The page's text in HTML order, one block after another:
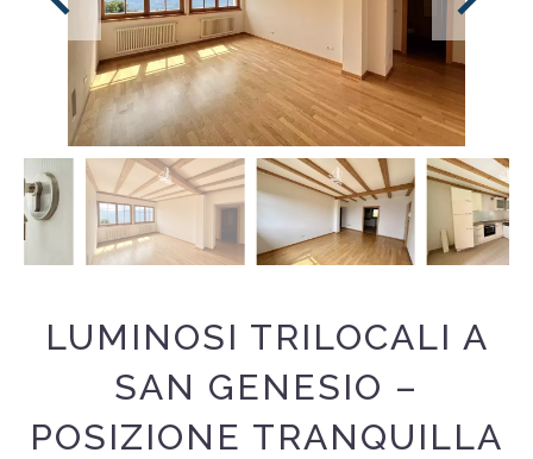
LUMINOSI TRILOCALI A
SAN GENESIO –
POSIZIONE TRANQUILLA